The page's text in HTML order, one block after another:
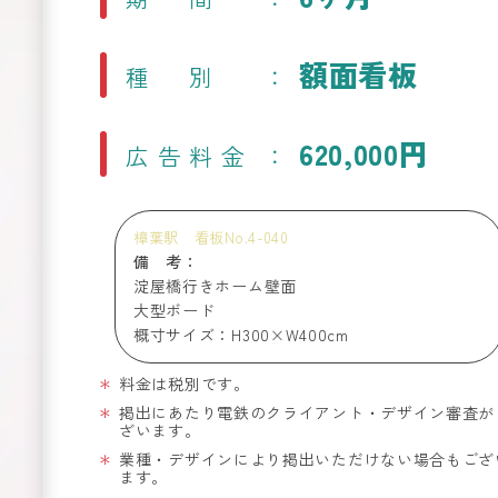
種別 額面看板
広告料金 620,000円
樟葉駅 看板No.4-040
備 考：
淀屋橋行きホーム壁面
大型ボード
概寸サイズ：H300×W400cm
料金は税別です。
掲出にあたり電鉄のクライアント・デザイン審査
ざいます。
業種・デザインにより掲出いただけない場合もご
ます。